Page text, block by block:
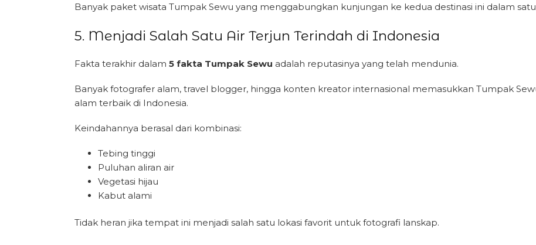
Banyak paket wisata Tumpak Sewu yang menggabungkan kunjungan ke kedua destinasi ini dalam
5. Menjadi Salah Satu Air Terjun Terindah di Indonesia
Fakta terakhir dalam 5 fakta Tumpak Sewu adalah reputasinya yang telah mendunia.
Banyak fotografer alam, travel blogger, hingga konten kreator internasional memasukkan Tumpak
alam terbaik di Indonesia.
Keindahannya berasal dari kombinasi:
Tebing tinggi
Puluhan aliran air
Vegetasi hijau
Kabut alami
Tidak heran jika tempat ini menjadi salah satu lokasi favorit untuk fotografi lanskap.